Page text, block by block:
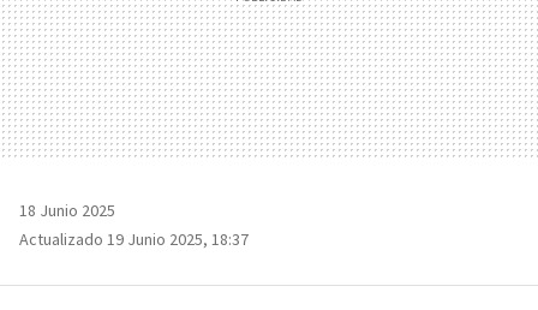
18 Junio 2025
Actualizado 19 Junio 2025, 18:37